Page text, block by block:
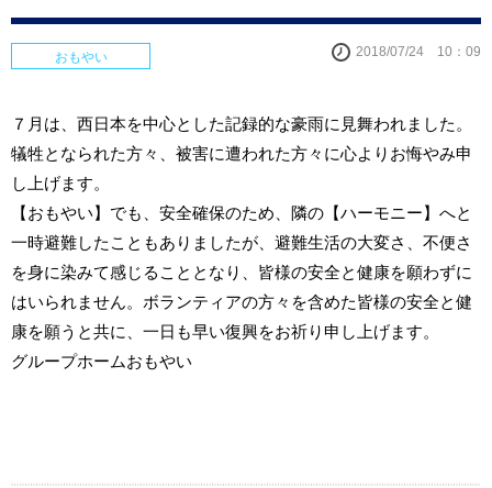
おもやい 2018/07/24 10：09
７月は、西日本を中心とした記録的な豪雨に見舞われました。
犠牲となられた方々、被害に遭われた方々に心よりお悔やみ申
し上げます。
【おもやい】でも、安全確保のため、隣の【ハーモニー】へと
一時避難したこともありましたが、避難生活の大変さ、不便さ
を身に染みて感じることとなり、皆様の安全と健康を願わずに
はいられません。ボランティアの方々を含めた皆様の安全と健
康を願うと共に、一日も早い復興をお祈り申し上げます。
グループホームおもやい